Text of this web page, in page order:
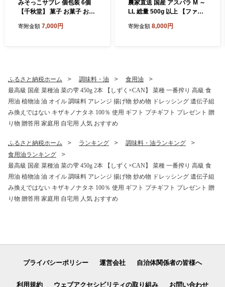
みそっこサブレ 個包装 6個
【千秋堂】 菓子 お菓子 おか
ブレ クッキー スイーツ 赤味
県 雫石町 送料無料
寄附金額 7,000円
農家直送 国産 アスパラ M ～
LL 総量 500g 以上 【ファー
ーンアスパラ 旬 野菜 やさい
キャンプ お取り寄せ 冷蔵 人
気 ハウス栽培
寄附金額 8,000円
ふるさと納税ホーム 調味料・油
食用油
最高級 国産 菜種油 菜の雫 450g 2本 【しずく×CAN】 菜種 一番搾り 高級 食
用油 植物油 油 オイル 調味料 アレンジ 揚げ物 炒め物 ドレッシング 遺伝子組
み換えではない キザキノナタネ 100％ 使用 ギフト プチギフト プレゼント 贈
り物 贈答用 家庭用 自宅用 人気 おすすめ
ふるさと納税ホーム ランキング
調味料・油ランキング
食用油ランキング
最高級 国産 菜種油 菜の雫 450g 2本 【しずく×CAN】 菜種 一番搾り 高級 食
用油 植物油 油 オイル 調味料 アレンジ 揚げ物 炒め物 ドレッシング 遺伝子組
み換えではない キザキノナタネ 100％ 使用 ギフト プチギフト プレゼント 贈
り物 贈答用 家庭用 自宅用 人気 おすすめ
プライバシーポリシー 運営会社 自治体関係者の皆様へ
利用規約 ウェブアクセシビリティの取り組み お問い合わせ